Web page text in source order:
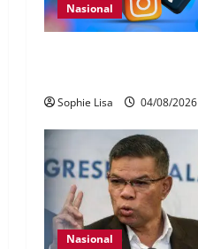
Nasional
Sophie Lisa 04/08/2026
Nasional